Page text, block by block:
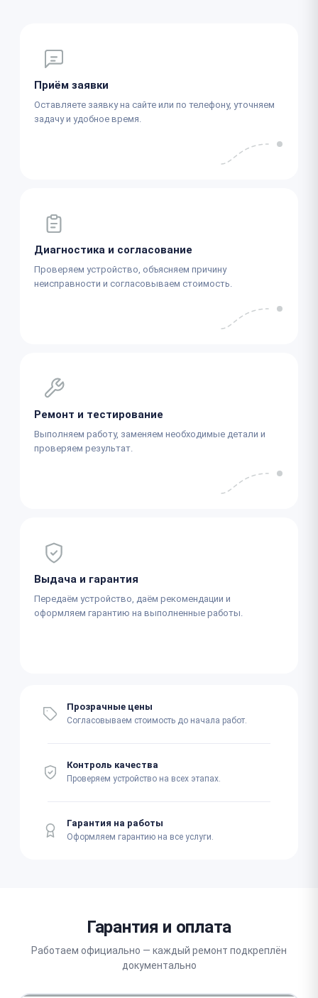
Приём заявки
Оставляете заявку на сайте или по телефону, уточняем
задачу и удобное время.
Диагностика и согласование
Проверяем устройство, объясняем причину
неисправности и согласовываем стоимость.
Ремонт и тестирование
Выполняем работу, заменяем необходимые детали и
проверяем результат.
Выдача и гарантия
Передаём устройство, даём рекомендации и
оформляем гарантию на выполненные работы.
Прозрачные цены
Согласовываем стоимость до начала работ.
Контроль качества
Проверяем устройство на всех этапах.
Гарантия на работы
Оформляем гарантию на все услуги.
Гарантия и оплата
Работаем официально — каждый ремонт подкреплён
документально